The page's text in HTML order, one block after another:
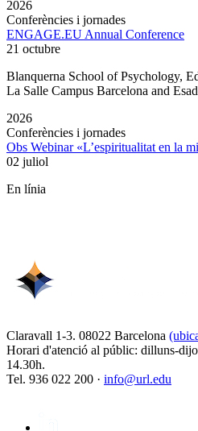
2026
Conferències i jornades
ENGAGE.EU Annual Conference
21 octubre
Blanquerna School of Psychology,
La Salle Campus Barcelona and
2026
Conferències i jornades
Obs Webinar «L’espiritualitat en la
02 juliol
En línia
Claravall 1-3. 08022 Barcelona
Horari d'atenció al públic: dilluns-
14.30h.
Tel. 936 022 200 · info@url.edu